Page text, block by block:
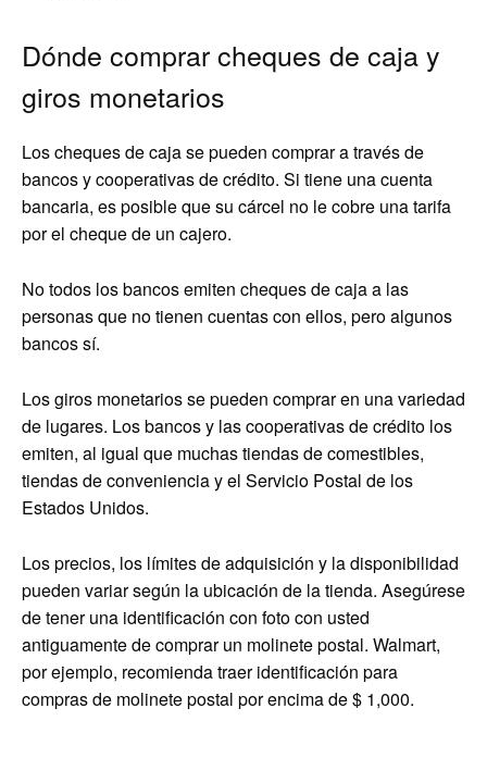
Dónde comprar cheques de caja y
giros monetarios
Los cheques de caja se pueden comprar a través de
bancos y cooperativas de crédito. Si tiene una cuenta
bancaria, es posible que su cárcel no le cobre una tarifa
por el cheque de un cajero.
No todos los bancos emiten cheques de caja a las
personas que no tienen cuentas con ellos, pero algunos
bancos sí.
Los giros monetarios se pueden comprar en una variedad
de lugares. Los bancos y las cooperativas de crédito los
emiten, al igual que muchas tiendas de comestibles,
tiendas de conveniencia y el Servicio Postal de los
Estados Unidos.
Los precios, los límites de adquisición y la disponibilidad
pueden variar según la ubicación de la tienda. Asegúrese
de tener una identificación con foto con usted
antiguamente de comprar un molinete postal. Walmart,
por ejemplo, recomienda traer identificación para
compras de molinete postal por encima de $ 1,000.